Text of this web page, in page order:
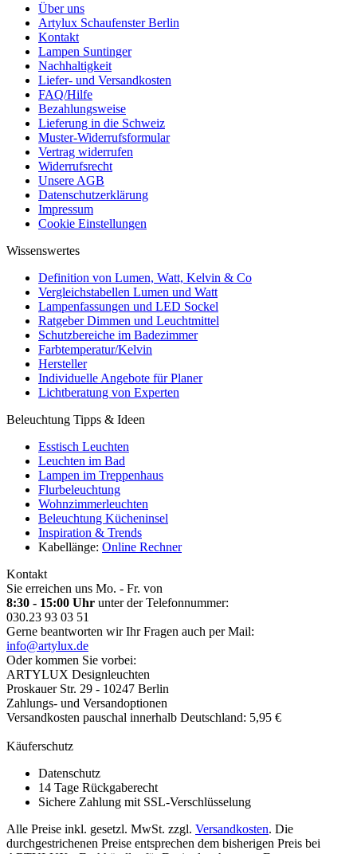
Über uns
Artylux Schaufenster Berlin
Kontakt
Lampen Suntinger
Nachhaltigkeit
Liefer- und Versandkosten
FAQ/Hilfe
Bezahlungsweise
Lieferung in die Schweiz
Muster-Widerrufsformular
Vertrag widerrufen
Widerrufsrecht
Unsere AGB
Datenschutzerklärung
Impressum
Cookie Einstellungen
Wissenswertes
Definition von Lumen, Watt, Kelvin & Co
Vergleichstabellen Lumen und Watt
Lampenfassungen und LED Sockel
Ratgeber Dimmen und Leuchtmittel
Schutzbereiche im Badezimmer
Farbtemperatur/Kelvin
Hersteller
Individuelle Angebote für Planer
Lichtberatung von Experten
Beleuchtung Tipps & Ideen
Esstisch Leuchten
Leuchten im Bad
Lampen im Treppenhaus
Flurbeleuchtung
Wohnzimmerleuchten
Beleuchtung Kücheninsel
Inspiration & Trends
Kabellänge: Online Rechner
Kontakt
Sie erreichen uns Mo. - Fr. von
8:30 - 15:00 Uhr unter der Telefonnummer:
030.23 93 03 51
Gerne beantworten wir Ihr Fragen auch per Mail:
info@artylux.de
Oder kommen Sie vorbei:
ARTYLUX Designleuchten
Proskauer Str. 29 - 10247 Berlin
Zahlungs- und Versandoptionen
Versandkosten pauschal innerhalb Deutschland: 5,95 €
Käuferschutz
Datenschutz
14 Tage Rückgaberecht
Sichere Zahlung mit SSL-Verschlüsselung
Alle Preise inkl. gesetzl. MwSt. zzgl. Versandkosten. Die
durchgestrichenen Preise entsprechen dem bisherigen Preis bei